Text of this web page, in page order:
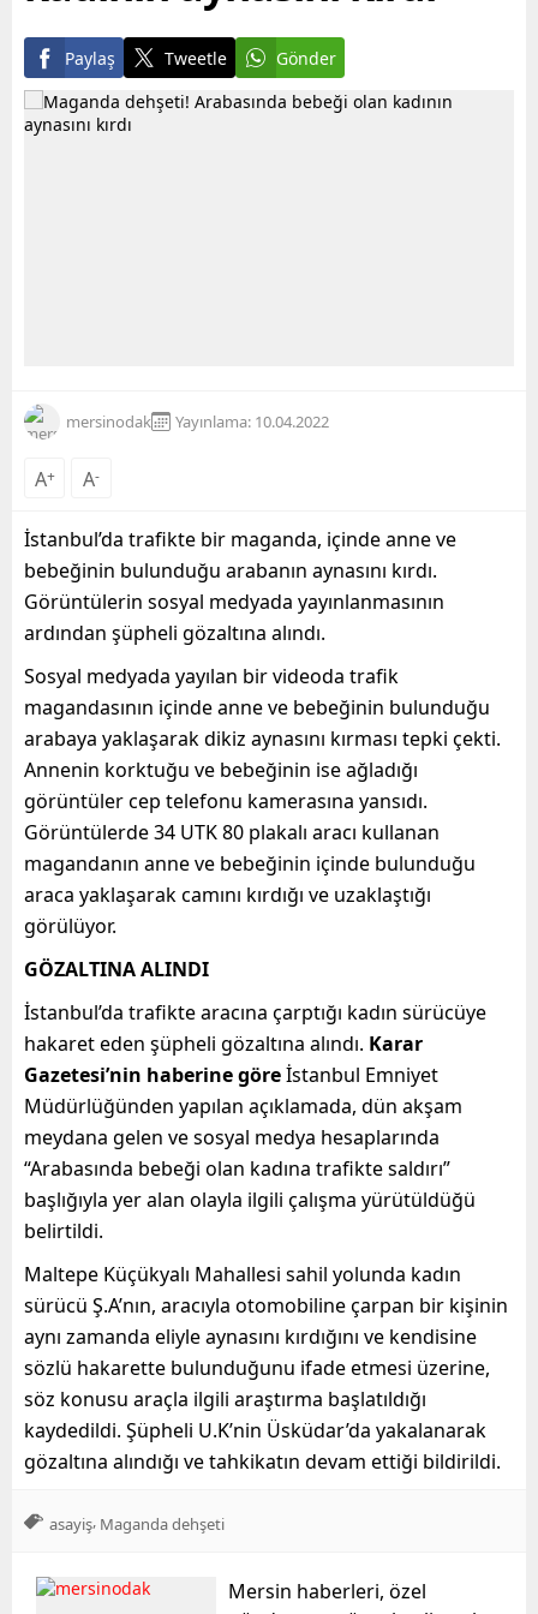
Paylaş Tweetle Gönder
mersinodak Yayınlama: 10.04.2022
A+ A-
İstanbul’da trafikte bir maganda, içinde anne ve
bebeğinin bulunduğu arabanın aynasını kırdı.
Görüntülerin sosyal medyada yayınlanmasının
ardından şüpheli gözaltına alındı.
Sosyal medyada yayılan bir videoda trafik
magandasının içinde anne ve bebeğinin bulunduğu
arabaya yaklaşarak dikiz aynasını kırması tepki çekti.
Annenin korktuğu ve bebeğinin ise ağladığı
görüntüler cep telefonu kamerasına yansıdı.
Görüntülerde 34 UTK 80 plakalı aracı kullanan
magandanın anne ve bebeğinin içinde bulunduğu
araca yaklaşarak camını kırdığı ve uzaklaştığı
görülüyor.
GÖZALTINA ALINDI
İstanbul’da trafikte aracına çarptığı kadın sürücüye
hakaret eden şüpheli gözaltına alındı. Karar
Gazetesi’nin haberine göreİstanbul Emniyet
Müdürlüğünden yapılan açıklamada, dün akşam
meydana gelen ve sosyal medya hesaplarında
“Arabasında bebeği olan kadına trafikte saldırı”
başlığıyla yer alan olayla ilgili çalışma yürütüldüğü
belirtildi.
Maltepe Küçükyalı Mahallesi sahil yolunda kadın
sürücü Ş.A’nın, aracıyla otomobiline çarpan bir kişinin
aynı zamanda eliyle aynasını kırdığını ve kendisine
sözlü hakarette bulunduğunu ifade etmesi üzerine,
söz konusu araçla ilgili araştırma başlatıldığı
kaydedildi. Şüpheli U.K’nin Üsküdar’da yakalanarak
gözaltına alındığı ve tahkikatın devam ettiği bildirildi.
asayiş, Maganda dehşeti
Mersin haberleri, özel